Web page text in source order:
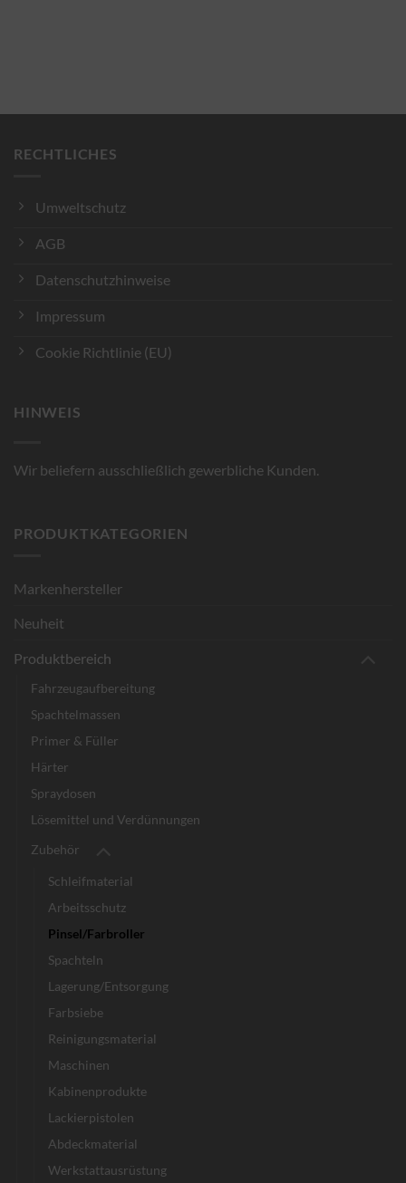
RECHTLICHES
Umweltschutz
AGB
Datenschutzhinweise
Impressum
Cookie Richtlinie (EU)
HINWEIS
Wir beliefern ausschließlich gewerbliche Kunden.
PRODUKTKATEGORIEN
Markenhersteller
Neuheit
Produktbereich
Fahrzeugaufbereitung
Spachtelmassen
Primer & Füller
Härter
Spraydosen
Lösemittel und Verdünnungen
Zubehör
Schleifmaterial
Arbeitsschutz
Pinsel/Farbroller
Spachteln
Lagerung/Entsorgung
Farbsiebe
Reinigungsmaterial
Maschinen
Kabinenprodukte
Lackierpistolen
Abdeckmaterial
Werkstattausrüstung